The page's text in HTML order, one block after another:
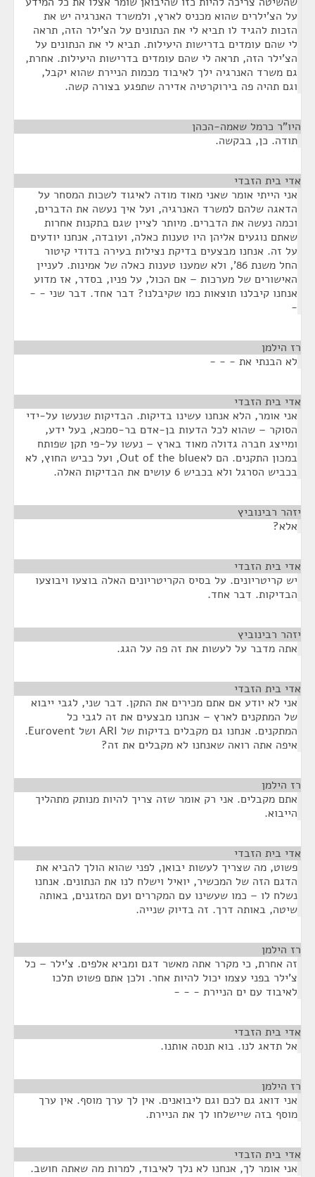
על הצ'ילרים שהוא מכניס לארץ, ולמשרד האנרגיה יש את
הזכות להגיד לו תביא לי את הנתונים על הצ'ילר הזה, תראה
לי שהם עומדים בדרישות היעילות. תביא לי את הנתונים על
הצ'ילר הזה, תראה לי שהם עומדים בדרישות היעילות. אחרת,
גם משרד האנרגיה ילך לאיבוד מכמות הניירת שהוא יקבל,
וגם תהיה פה בירוקרטיה אדירה שתפגע בצורה קשה.
היו"ר כרמל שאמה-הכהן
תודה. כן, בבקשה.
אדי בית הזבדי
אני הייתי אומר שאני מאוד מודה לאיגוד לשכות המסחר על
הדאגה שלהם למשרד האנרגיה, ועל איך נעשה את הדברים,
וכמה נעשה את הדברים. מיותר לציין שגם בתקנות אחרות
שאתם נוגעים אליהן היו טענות כאלה, ועובדה, אנחנו יודעים
על זה. אנחנו מבצעים בדיקת נצילות בעירה בדודי קיטור
החל משנת 86', ולא שמענו טענות כאלה של אמינות. לעניין
האישורים של מערכות – אם הכול, על פניו, בסדר, אז מדוע
אנחנו קיבלנו תוצאות כמו שקיבלנו? דבר אחד. דבר שני - -
-
רז הילמן
לא הבנתי את - - -
אדי בית הזבדי
אני אומר, הלא אנחנו עשינו בדיקות. הבדיקות שנעשו על-ידי
הסוקר – שהוא לכל הדעות בן-אדם בר-סמכא, בעל ידע,
ומייצג חברה גדולה מאוד בארץ – נעשו על-פי תקן שפותח
במכון התקנים. הם לאOut of the blue, ועל כביש החוץ, לא
בכביש הסרגל ולא בכביש 6 עושים את הבדיקות האלה.
יזהר רבינוביץ
אלא?
אדי בית הזבדי
יש קריטריונים. על בסיס הקריטריונים האלה בוצעו ויבוצעו
הבדיקות. דבר אחד.
יזהר רבינוביץ
אתה מדבר על לעשות את זה פה על הגג.
אדי בית הזבדי
אני לא יודע אם אתם מכירים את התקן. דבר שני, לגבי ייבוא
של המתקנים לארץ – אנחנו מבצעים את זה לגבי כל
המתקנים. אנחנו גם מקבלים בדיקות של ARI ושל Eurovent.
איפה אתה רואה שאנחנו לא מקבלים את זה?
רז הילמן
אתם מקבלים. אני רק אומר שזה צריך להיות מנותק מתהליך
הייבוא.
אדי בית הזבדי
פשוט, מה שצריך לעשות יבואן, לפני שהוא הולך להביא את
הדגם הזה של המכשיר, יואיל וישלח לנו את הנתונים. אנחנו
נשלח לו – כמו שעשינו עם המקררים ועם המזגנים, באותה
שיטה, באותה דרך. זה בדיוק שנייה.
רז הילמן
זה אחרת, כי מקרר אתה מאשר דגם ומביא אלפים. צ'ילר – כל
צ'ילר בפני עצמו יכול להיות אחר. ולכן אתם פשוט תלכו
לאיבוד עם ים הניירת - - -
אדי בית הזבדי
אל תדאג לנו. בוא תנסה אותנו.
רז הילמן
אני דואג גם לכם וגם ליבואנים. אין לך ערך מוסף. אין ערך
מוסף בזה שיישלחו לך את הניירת.
אדי בית הזבדי
אני אומר לך, אנחנו לא נלך לאיבוד, למרות מה שאתה חושב.